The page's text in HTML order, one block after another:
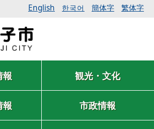
English 한국어 簡体字 繁体字
報 観光・文化
報 市政情報